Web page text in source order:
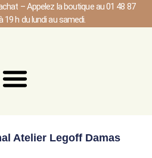
– Appelez la boutique au 01 48 87
19 h du lundi au samedi.
Atelier Legoff Damas